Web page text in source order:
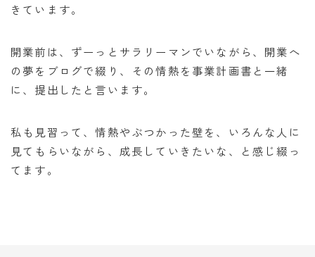
きています。
開業前は、ずーっとサラリーマンでいながら、開業へ
の夢をブログで綴り、その情熱を事業計画書と一緒
に、提出したと言います。
私も見習って、情熱やぶつかった壁を、いろんな人に
見てもらいながら、成長していきたいな、と感じ綴っ
てます。